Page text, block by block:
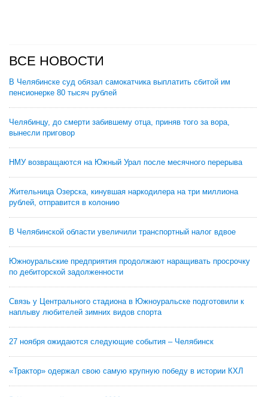
ВСЕ НОВОСТИ
В Челябинске суд обязал самокатчика выплатить сбитой им
пенсионерке 80 тысяч рублей
Челябинцу, до смерти забившему отца, приняв того за вора,
вынесли приговор
НМУ возвращаются на Южный Урал после месячного перерыва
Жительница Озерска, кинувшая наркодилера на три миллиона
рублей, отправится в колонию
В Челябинской области увеличили транспортный налог вдвое
Южноуральские предприятия продолжают наращивать просрочку
по дебиторской задолженности
Связь у Центрального стадиона в Южноуральске подготовили к
наплыву любителей зимних видов спорта
27 ноября ожидаются следующие события – Челябинск
«Трактор» одержал свою самую крупную победу в истории КХЛ